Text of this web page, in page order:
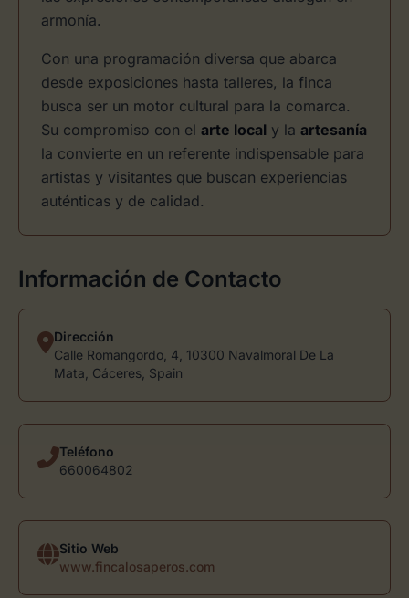
armonía.
Con una programación diversa que abarca
desde exposiciones hasta talleres, la finca
busca ser un motor cultural para la comarca.
Su compromiso con el arte local y la artesanía
la convierte en un referente indispensable para
artistas y visitantes que buscan experiencias
auténticas y de calidad.
Información de Contacto
Dirección
Calle Romangordo, 4, 10300 Navalmoral De La
Mata, Cáceres, Spain
Teléfono
660064802
Sitio Web
www.fincalosaperos.com